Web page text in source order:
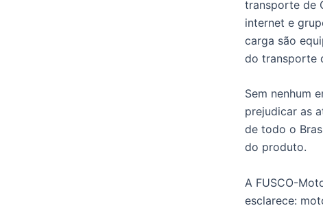
transporte de
internet e
carga são
do transporte
Sem nenhum
prejudicar as
de todo o
do produto.
A FUSCO-
esclarece: